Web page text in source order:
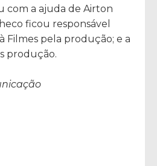
com a ajuda de Airton
ficou responsável
Filmes pela produção; e a
produção.